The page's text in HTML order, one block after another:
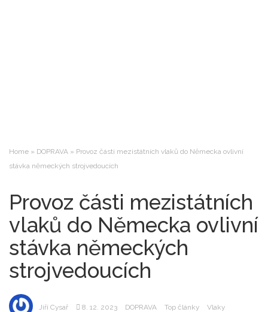
Home » DOPRAVA » Provoz části mezistátních vlaků do Německa ovlivní
stávka německých strojvedoucích
Provoz části mezistátních
vlaků do Německa ovlivní
stávka německých
strojvedoucích
Jiří Cysař 8. 12. 2023 DOPRAVA Top články Vlaky